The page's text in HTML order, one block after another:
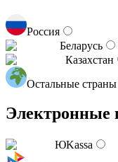
Россия
Беларусь
Казахстан
Остальные страны
Электронные
ЮKassa